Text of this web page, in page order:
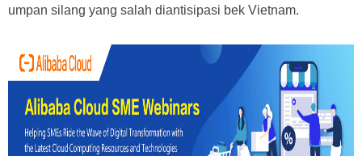
umpan silang yang salah diantisipasi bek Vietnam.